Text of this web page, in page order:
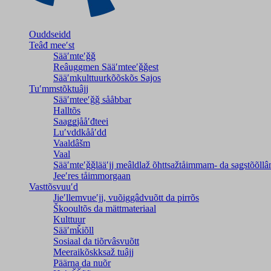
Ouddseidd
Teâđ meeʹst
Sääʹmteʹǧǧ
Reâuggmen Sääʹmteeʹǧǧest
Sääʹmkulttuurkõõskõs Sajos
Tuʹmmstõktuâjj
Sääʹmteeʹǧǧ sååbbar
Halltõs
Saaǥǥjååʹđteei
Luʹvddkååʹdd
Vaaldâšm
Vaal
Sääʹmteʹǧǧlääʹjj meâldlaž õhttsažtåimmam- da
Jeeʹres tåimmorgaan
Vasttõsvuuʹd
Jieʹllemvueʹjj, vuõiggâdvuõtt da pirrõs
Škooultõs da mättmateriaal
Kulttuur
Sääʹmǩiõll
Sosiaal da tiõrvâsvuõtt
Meeraikõskksaž tuâjj
Päärna da nuõr